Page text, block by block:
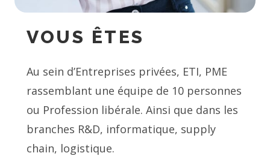
VOUS ÊTES
Au sein d’Entreprises privées, ETI, PME
rassemblant une équipe de 10 personnes
ou Profession libérale. Ainsi que dans les
branches R&D, informatique, supply
chain, logistique.